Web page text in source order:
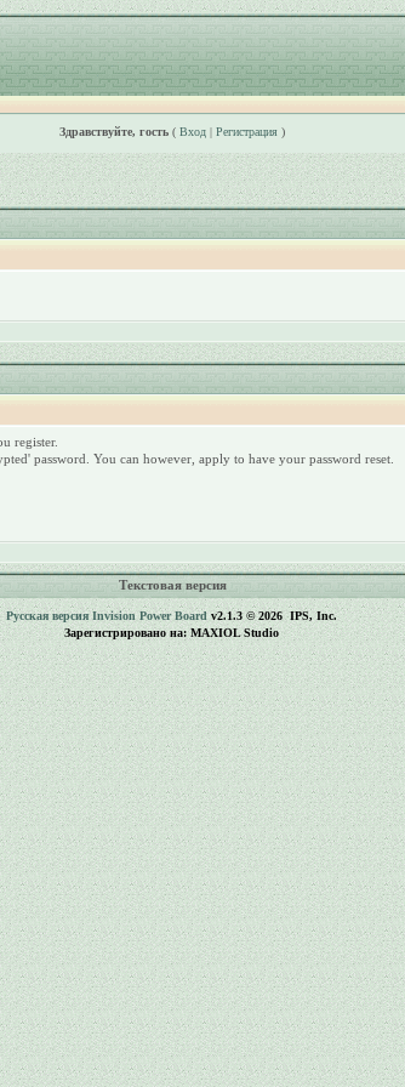
Здравствуйте, гость( Вход| Регистрация)
register.
password. You can however, apply to have your password reset.
Текстовая версия
Русская версия Invision Power Boardv2.1.3 © 2026 IPS, Inc.
Зарегистрировано на: MAXIOL Studio